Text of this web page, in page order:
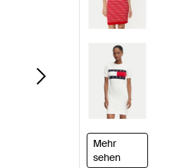
Mehr
sehen